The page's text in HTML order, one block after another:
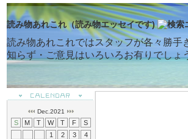
読み物あれこれ（読み物エッセイです)
読み物あれこれではスタッフが各々勝
知らず・ご意見はいろいろお有りでし
Dec.2021
S M T W T F
S
1
2 3
4